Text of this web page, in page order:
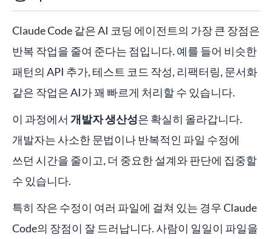
Claude Code 같은 AI 코딩 에이전트의 가장 큰 장점은
반복 작업을 줄여 준다는 점입니다. 예를 들어 비슷한
패턴의 API 추가, 테스트 코드 작성, 리팩터링, 문서화
같은 작업은 AI가 꽤 빠르게 처리할 수 있습니다.
이 과정에서 개발자 생산성은 확실히 올라갑니다.
개발자는 사소한 문법이나 반복적인 파일 수정에
쓰던 시간을 줄이고, 더 중요한 설계와 판단에 집중할
수 있습니다.
특히 작은 수정이 여러 파일에 걸쳐 있는 경우 Claude
Code의 장점이 잘 드러납니다. 사람이 일일이 파일을